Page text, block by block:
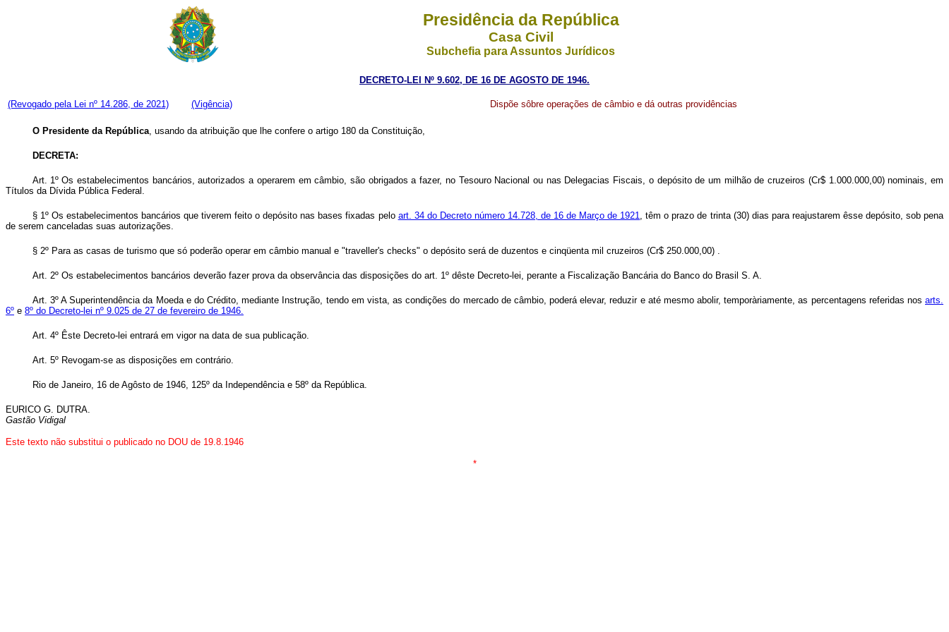
Presidência da República
Casa Civil
Subchefia para Assuntos Jurídicos
DECRETO-LEI Nº 9.602, DE 16 DE AGOSTO DE 1946.
(Revogado pela Lei nº 14.286, de 2021) (Vigência) Dispõe sôbre operações de câmbio e dá outras providências
O Presidente da República, usando da atribuição que lhe confere o artigo 180 da Constituição,
DECRETA:
Art. 1º Os estabelecimentos bancários, autorizados a operarem em câmbio, são obrigados a fazer, no Tesouro Nacional ou nas Delegacias Fiscais, o depósito de um milhão de cruzeiros (Cr$ 1.000.000,00) nominais, em
Títulos da Dívida Pública Federal.
§ 1º Os estabelecimentos bancários que tiverem feito o depósito nas bases fixadas pelo art. 34 do Decreto número 14.728, de 16 de Março de 1921, têm o prazo de trinta (30) dias para reajustarem êsse depósito, sob pena
de serem canceladas suas autorizações.
§ 2º Para as casas de turismo que só poderão operar em câmbio manual e "traveller's checks" o depósito será de duzentos e cinqüenta mil cruzeiros (Cr$ 250.000,00) .
Art. 2º Os estabelecimentos bancários deverão fazer prova da observância das disposições do art. 1º dêste Decreto-lei, perante a Fiscalização Bancária do Banco do Brasil S. A.
Art. 3º A Superintendência da Moeda e do Crédito, mediante Instrução, tendo em vista, as condições do mercado de câmbio, poderá elevar, reduzir e até mesmo abolir, temporàriamente, as percentagens referidas nos arts.
6º e 8º do Decreto-lei nº 9.025 de 27 de fevereiro de 1946.
Art. 4º Êste Decreto-lei entrará em vigor na data de sua publicação.
Art. 5º Revogam-se as disposições em contrário.
Rio de Janeiro, 16 de Agôsto de 1946, 125º da Independência e 58º da República.
EURICO G. DUTRA.
Gastão Vidigal
Este texto não substitui o publicado no DOU de 19.8.1946
*